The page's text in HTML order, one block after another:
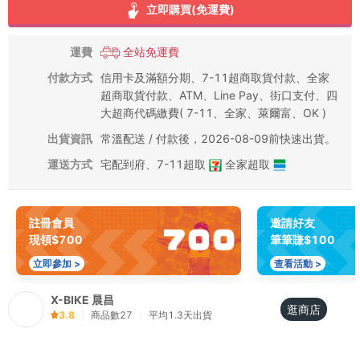
立即購買(免運費)
運費
全站免運費
付款方式 信用卡及滿額分期、7-11超商取貨付款、全家
超商取貨付款、ATM、Line Pay、街口支付、四
大超商代碼繳費( 7-11、全家、萊爾富、OK )
出貨資訊 常溫配送 / 付款後，2026-08-09前快速出貨。
運送方式 宅配到府 7-11超取 全家超取
註冊會員
現領$700
立即參加 >
邀請好友
筆筆賺$100
查看活動 >
X-BIKE 晨昌
3.8 商品數27 平均 1.3天出貨 逛商店